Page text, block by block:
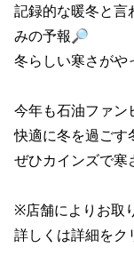
記録的な暖冬と言
みの予報🔎
冬らしい寒さがや
今年も石油ファン
快適に冬を過ごす
ぜひカインズで
※店舗によりお取
詳しくは詳細をク